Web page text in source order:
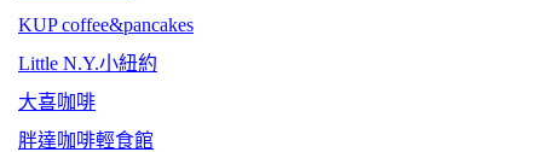
KUP coffee&pancakes
Little N.Y.小紐約
大喜咖啡
胖達咖啡輕食館